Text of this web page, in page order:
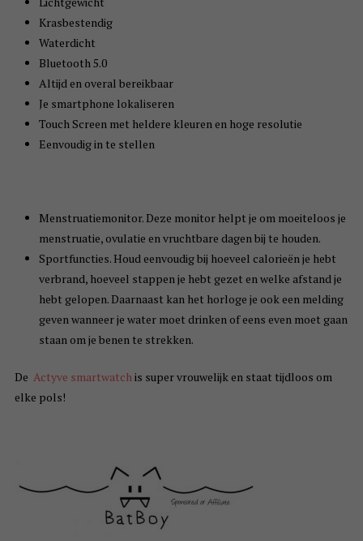
Krasbestendig
Waterdicht
Bluetooth 5.0
Altijd en overal bereikbaar
Je smartphone lokaliseren
Touch Screen met heldere kleuren en hoge resolutie
Eenvoudig in te stellen
Menstruatiemonitor. Deze monitor helpt je om moeiteloos je
menstruatie, ovulatie en vruchtbare dagen bij te houden.
Sportfuncties. Houd eenvoudig bij hoeveel calorieën je hebt
verbrand, hoeveel stappen je hebt gezet en welke afstand je
hebt gelopen. Daarnaast kan het horloge je ook een melding
geven wanneer je water moet drinken of eens even moet gaan
staan om je benen te strekken.
De Actyve smartwatchis super vrouwelijk en staat tijdloos om
elke pols!